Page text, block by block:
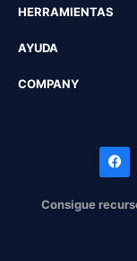
HERRAMIENTAS
AYUDA
COMPANY
Consigue